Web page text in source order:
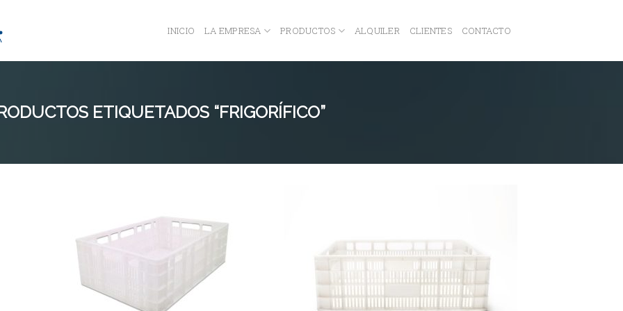
INICIO LA EMPRESA PRODUCTOS ALQUILER CLIENTES CONTACTO
ETIQUETADOS “FRIGORÍFICO”